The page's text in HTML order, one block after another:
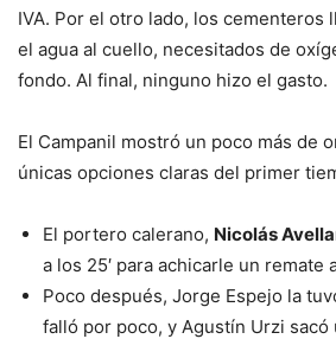
IVA. Por el otro lado, los cementeros
el agua al cuello, necesitados de
fondo. Al final, ninguno hizo el gasto.
El Campanil mostró un poco más de
únicas opciones claras del primer
El portero calerano, Nicolás
a los 25′ para achicarle un remate
Poco después, Jorge Espejo la
falló por poco, y Agustín Urzi sacó